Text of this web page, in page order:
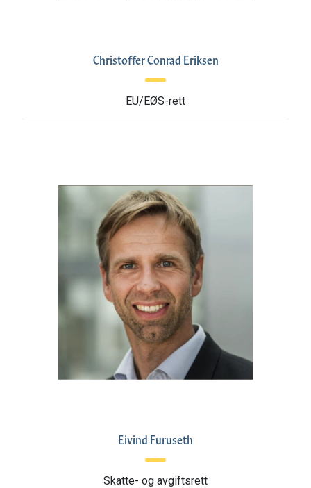
Christoffer Conrad Eriksen
EU/EØS-rett
Eivind Furuseth
Skatte- og avgiftsrett